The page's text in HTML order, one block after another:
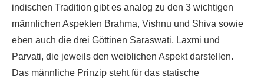
indischen Tradition gibt es analog zu den 3 wichtigen
männlichen Aspekten Brahma, Vishnu und Shiva sowie
eben auch die drei Göttinen Saraswati, Laxmi und
Parvati, die jeweils den weiblichen Aspekt darstellen.
Das männliche Prinzip steht für das statische